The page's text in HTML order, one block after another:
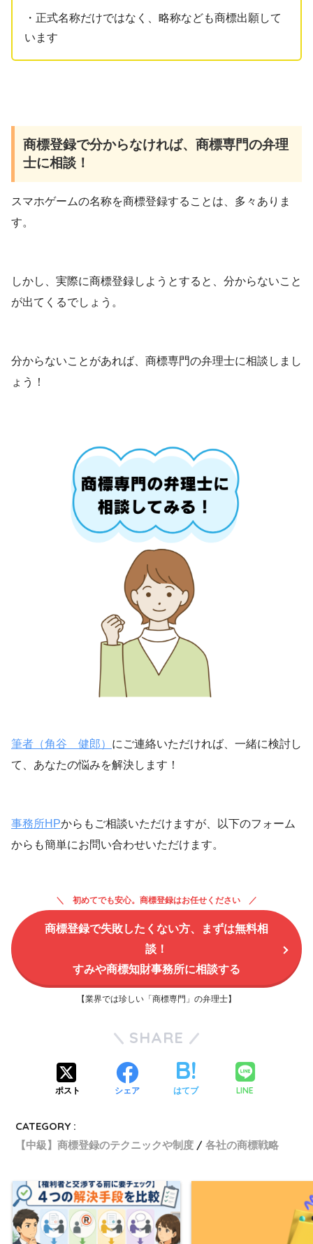
・正式名称だけではなく、略称なども商標出願して
います
商標登録で分からなければ、商標専門の弁理
士に相談！
スマホゲームの名称を商標登録することは、多々ありま
す。
しかし、実際に商標登録しようとすると、分からないこと
が出てくるでしょう。
分からないことがあれば、商標専門の弁理士に相談しまし
ょう！
筆者（角谷 健郎） にご連絡いただければ、一緒に検討し
て、あなたの悩みを解決します！
事務所HPからもご相談いただけますが、以下のフォーム
からも簡単にお問い合わせいただけます。
初めてでも安心。商標登録はお任せください
商標登録で失敗したくない方、まずは無料相
談！
すみや商標知財事務所に相談する
【業界では珍しい「商標専門」の弁理士】
SHARE
ポスト シェア はてブ LINE
CATEGORY :
【中級】商標登録のテクニックや制度
各社の商標戦略